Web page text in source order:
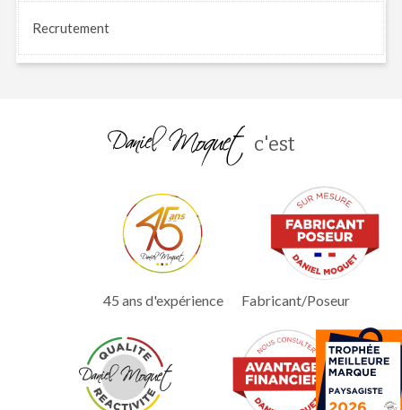
Recrutement
c'est
45 ans d'expérience Fabricant/Poseur